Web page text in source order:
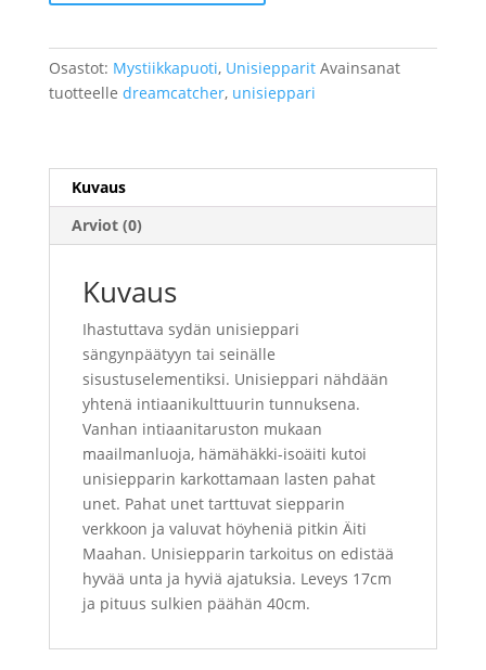
määrä
Osastot: Mystiikkapuoti, Unisiepparit Avainsanat
tuotteelle dreamcatcher, unisieppari
Kuvaus
Arviot (0)
Kuvaus
Ihastuttava sydän unisieppari
sängynpäätyyn tai seinälle
sisustuselementiksi. Unisieppari nähdään
yhtenä intiaanikulttuurin tunnuksena.
Vanhan intiaanitaruston mukaan
maailmanluoja, hämähäkki-isoäiti kutoi
unisiepparin karkottamaan lasten pahat
unet. Pahat unet tarttuvat siepparin
verkkoon ja valuvat höyheniä pitkin Äiti
Maahan. Unisiepparin tarkoitus on edistää
hyvää unta ja hyviä ajatuksia. Leveys 17cm
ja pituus sulkien päähän 40cm.